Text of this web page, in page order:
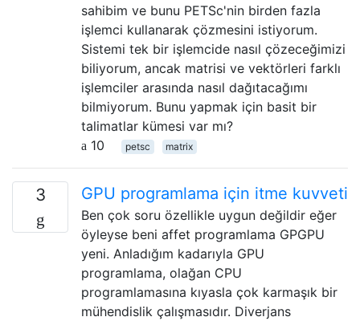
sahibim ve bunu PETSc'nin birden fazla
işlemci kullanarak çözmesini istiyorum.
Sistemi tek bir işlemcide nasıl çözeceğimizi
biliyorum, ancak matrisi ve vektörleri farklı
işlemciler arasında nasıl dağıtacağımı
bilmiyorum. Bunu yapmak için basit bir
talimatlar kümesi var mı?
10
petsc matrix
3 GPU programlama için itme kuvveti
Ben çok soru özellikle uygun değildir eğer
öyleyse beni affet programlama GPGPU
yeni. Anladığım kadarıyla GPU
programlama, olağan CPU
programlamasına kıyasla çok karmaşık bir
mühendislik çalışmasıdır. Diverjans